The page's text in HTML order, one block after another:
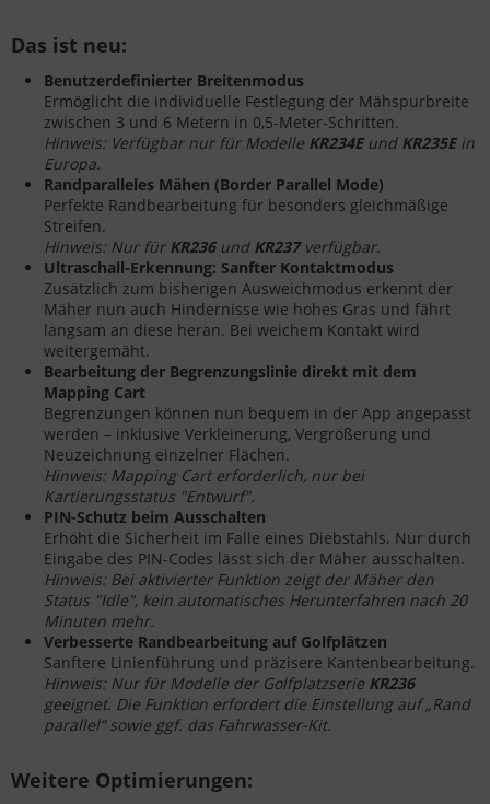
Das ist neu:
Benutzerdefinierter Breitenmodus
Ermöglicht die individuelle Festlegung der Mähspurbreite
zwischen 3 und 6 Metern in 0,5-Meter-Schritten.
Hinweis: Verfügbar nur für Modelle KR234Eund KR235Ein
Europa.
Randparalleles Mähen (Border Parallel Mode)
Perfekte Randbearbeitung für besonders gleichmäßige
Streifen.
Hinweis: Nur für KR236und KR237verfügbar.
Ultraschall-Erkennung: Sanfter Kontaktmodus
Zusätzlich zum bisherigen Ausweichmodus erkennt der
Mäher nun auch Hindernisse wie hohes Gras und fährt
langsam an diese heran. Bei weichem Kontakt wird
weitergemäht.
Bearbeitung der Begrenzungslinie direkt mit dem
Mapping Cart
Begrenzungen können nun bequem in der App angepasst
werden – inklusive Verkleinerung, Vergrößerung und
Neuzeichnung einzelner Flächen.
Hinweis: Mapping Cart erforderlich, nur bei
Kartierungsstatus "Entwurf".
PIN-Schutz beim Ausschalten
Erhöht die Sicherheit im Falle eines Diebstahls. Nur durch
Eingabe des PIN-Codes lässt sich der Mäher ausschalten.
Hinweis: Bei aktivierter Funktion zeigt der Mäher den
Status "Idle", kein automatisches Herunterfahren nach 20
Minuten mehr.
Verbesserte Randbearbeitung auf Golfplätzen
Sanftere Linienführung und präzisere Kantenbearbeitung.
Hinweis: Nur für Modelle der Golfplatzserie KR236
geeignet. Die Funktion erfordert die Einstellung auf „Rand
parallel“ sowie ggf. das Fahrwasser-Kit.
Weitere Optimierungen: